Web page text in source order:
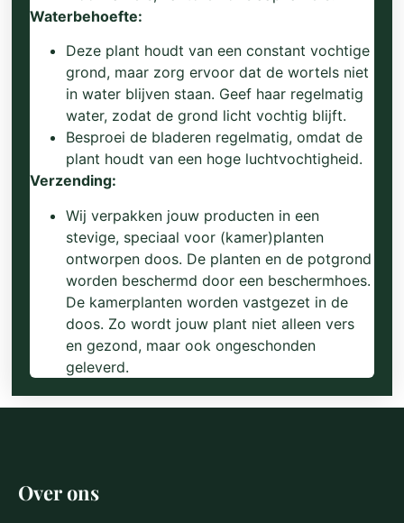
Waterbehoefte:
Deze plant houdt van een constant vochtige
grond, maar zorg ervoor dat de wortels niet
in water blijven staan. Geef haar regelmatig
water, zodat de grond licht vochtig blijft.
Besproei de bladeren regelmatig, omdat de
plant houdt van een hoge luchtvochtigheid.
Verzending:
Wij verpakken jouw producten in een
stevige, speciaal voor (kamer)planten
ontworpen doos. De planten en de potgrond
worden beschermd door een beschermhoes.
De kamerplanten worden vastgezet in de
doos. Zo wordt jouw plant niet alleen vers
en gezond, maar ook ongeschonden
geleverd.
Over ons